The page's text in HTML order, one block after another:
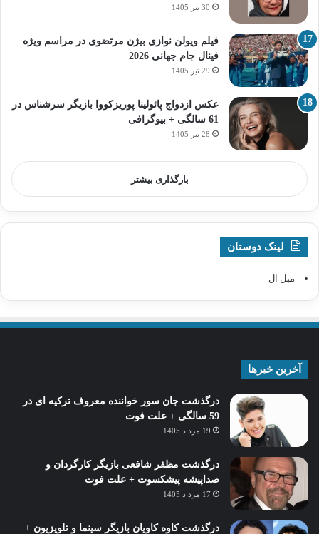
30 تیر 1405
فیلم ویولن نوازی بیژن مرتضوی در مراسم ویژه
فینال جام جهانی 2026
29 تیر 1405
عکس ازدواج پائولینا پوریزکووا بازیگر سرشناس در
61 سالگی + بیوگرافی
28 تیر 1405
بارگذاری بیشتر
لینک دوستان
مبل ال
آخرین خبرها
درگذشت جان سور خواننده معروف ترکیه ای در
59 سالگی + علت فوت
19 مرداد 1405
درگذشت مظفر شافعی بازیگر کارگردان و
صداپیشه پیشکسوت + علت فوت
17 مرداد 1405
درگذشت کاوه کاویان بازیگر سینما و تلویزیون +